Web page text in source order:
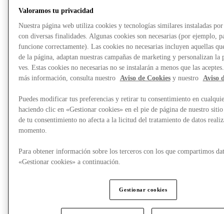
Valoramos tu privacidad
Nuestra página web utiliza cookies y tecnologías similares instaladas
con diversas finalidades. Algunas cookies son necesarias (por ejemplo,
funcione correctamente). Las cookies no necesarias incluyen aquellas
de la página, adaptan nuestras campañas de marketing y personalizan la
ves. Estas cookies no necesarias no se instalarán a menos que las
más información, consulta nuestro
Aviso de Cookiesy nuestro Aviso
Puedes modificar tus preferencias y retirar tu consentimiento en
haciendo clic en «Gestionar cookies» en el pie de página de nuestro
de tu consentimiento no afecta a la licitud del tratamiento de datos
momento.
Para obtener información sobre los terceros con los que compartimos
«Gestionar cookies» a continuación.
Gestionar cookies